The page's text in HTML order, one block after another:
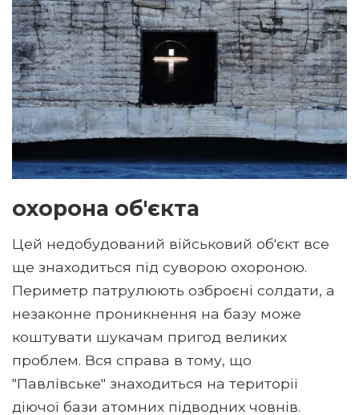
охорона об'єкта
Цей недобудований військовий об'єкт все
ще знаходиться під суворою охороною.
Периметр патрулюють озброєні солдати, а
незаконне проникнення на базу може
коштувати шукачам пригод великих
проблем. Вся справа в тому, що
"Павлівське" знаходиться на території
діючої бази атомних підводних човнів.